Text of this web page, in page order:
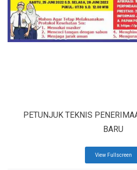
PETUNJUK TEKNIS
BARU
View Fullscreen